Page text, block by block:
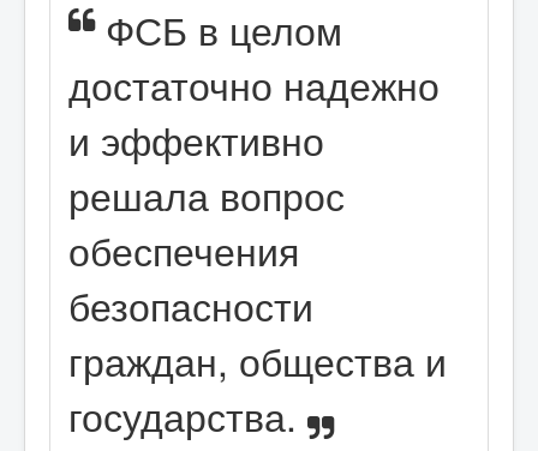
Поиск
ФСБ в целом
достаточно надежно
и эффективно
решала вопрос
обеспечения
безопасности
граждан, общества и
государства.